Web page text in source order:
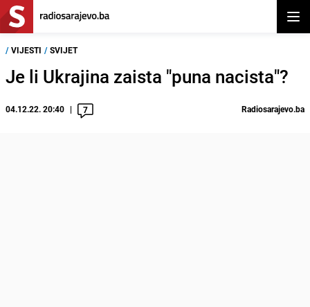
/ VIJESTI / SVIJET
Je li Ukrajina zaista "puna nacista"?
04.12.22. 20:40 7 Radiosarajevo.ba